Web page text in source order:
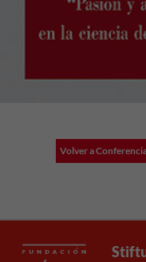
Volver a